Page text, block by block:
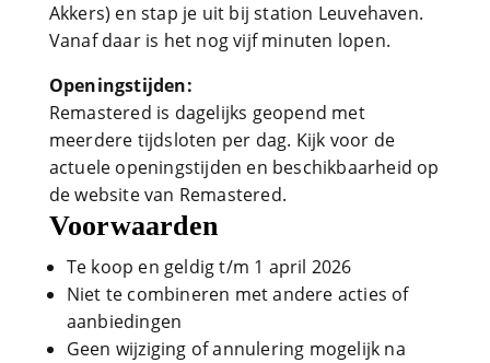
Akkers) en stap je uit bij station Leuvehaven.
Vanaf daar is het nog vijf minuten lopen.
Openingstijden:
Remastered is dagelijks geopend met
meerdere tijdsloten per dag. Kijk voor de
actuele openingstijden en beschikbaarheid op
de website van Remastered.
Voorwaarden
Te koop en geldig t/m 1 april 2026
Niet te combineren met andere acties of
aanbiedingen
Geen wijziging of annulering mogelijk na